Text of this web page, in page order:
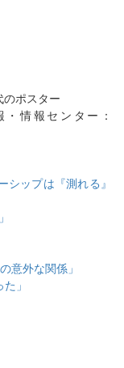
ポスター
情報センター：
シップは『測れる』
意外な関係」
」